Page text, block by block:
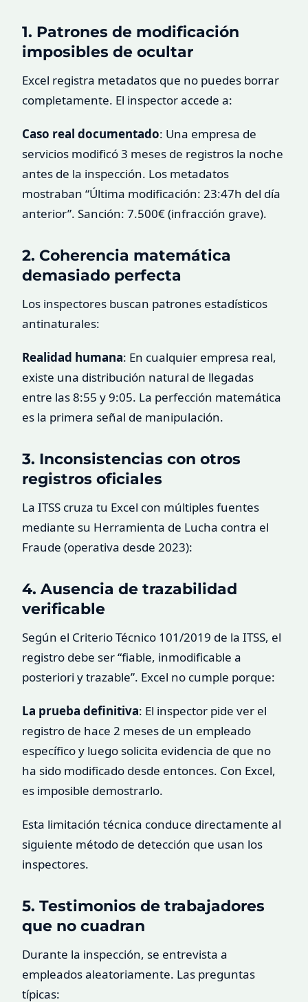
1. Patrones de modificación
imposibles de ocultar
Excel registra metadatos que no puedes borrar
completamente. El inspector accede a:
Caso real documentado: Una empresa de
servicios modificó 3 meses de registros la noche
antes de la inspección. Los metadatos
mostraban “Última modificación: 23:47h del día
anterior”. Sanción: 7.500€ (infracción grave).
2. Coherencia matemática
demasiado perfecta
Los inspectores buscan patrones estadísticos
antinaturales:
Realidad humana: En cualquier empresa real,
existe una distribución natural de llegadas
entre las 8:55 y 9:05. La perfección matemática
es la primera señal de manipulación.
3. Inconsistencias con otros
registros oficiales
La ITSS cruza tu Excel con múltiples fuentes
mediante su Herramienta de Lucha contra el
Fraude (operativa desde 2023):
4. Ausencia de trazabilidad
verificable
Según el Criterio Técnico 101/2019 de la ITSS, el
registro debe ser “fiable, inmodificable a
posteriori y trazable”. Excel no cumple porque:
La prueba definitiva: El inspector pide ver el
registro de hace 2 meses de un empleado
específico y luego solicita evidencia de que no
ha sido modificado desde entonces. Con Excel,
es imposible demostrarlo.
Esta limitación técnica conduce directamente al
siguiente método de detección que usan los
inspectores.
5. Testimonios de trabajadores
que no cuadran
Durante la inspección, se entrevista a
empleados aleatoriamente. Las preguntas
típicas: